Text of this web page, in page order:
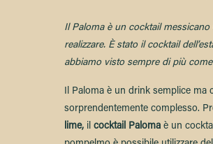
Il Paloma è un cocktail
realizzare. È stato il cocktail
abbiamo visto sempre di più
Il Paloma è un drink semplice ma
sorprendentemente complesso.
lime, il cocktail Paloma è un